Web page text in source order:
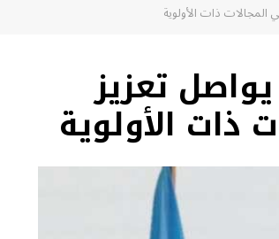
المجالات ذات الأولوية
تعزيز
ذات الأولوية